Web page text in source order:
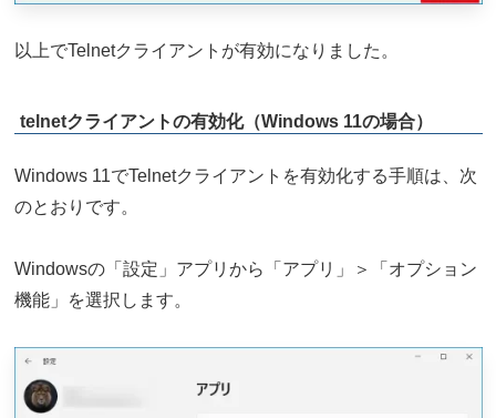
以上でTelnetクライアントが有効になりました。
telnetクライアントの有効化（Windows 11の場合）
Windows 11でTelnetクライアントを有効化する手順は、次
のとおりです。
Windowsの「設定」アプリから「アプリ」＞「オプション
機能」を選択します。